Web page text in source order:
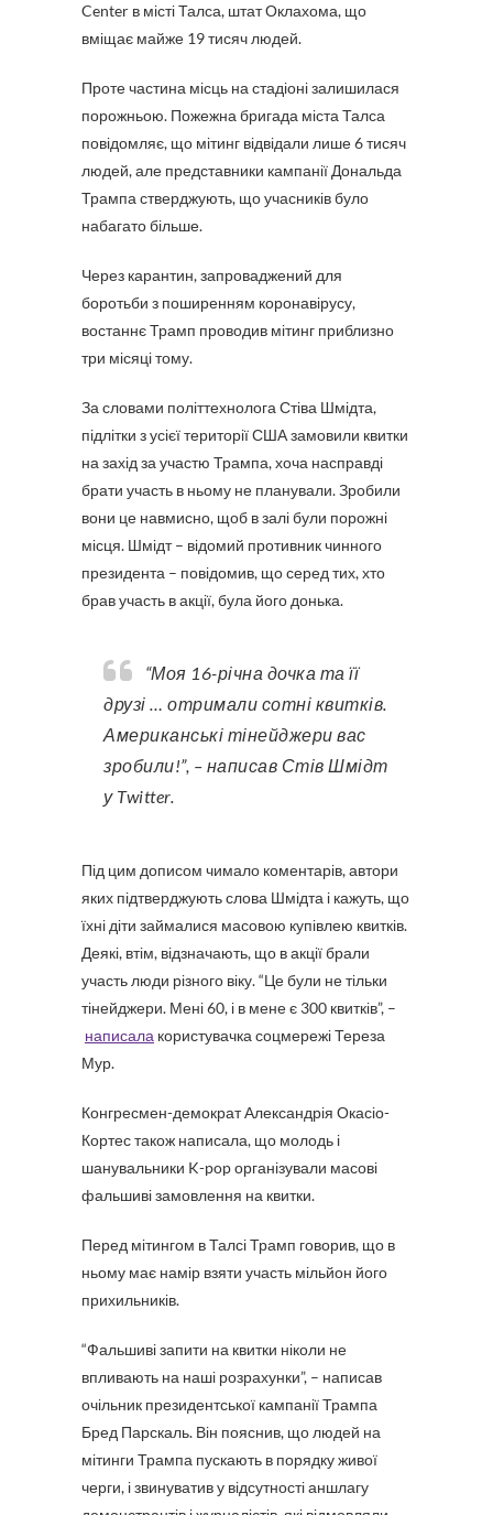
Center в місті Талса, штат Оклахома, що
вміщає майже 19 тисяч людей.
Проте частина місць на стадіоні залишилася
порожньою. Пожежна бригада міста Талса
повідомляє, що мітинг відвідали лише 6 тисяч
людей, але представники кампанії Дональда
Трампа стверджують, що учасників було
набагато більше.
Через карантин, запроваджений для
боротьби з поширенням коронавірусу,
востаннє Трамп проводив мітинг приблизно
три місяці тому.
За словами політтехнолога Стіва Шмідта,
підлітки з усієї території США замовили квитки
на захід за участю Трампа, хоча насправді
брати участь в ньому не планували. Зробили
вони це навмисно, щоб в залі були порожні
місця. Шмідт – відомий противник чинного
президента – повідомив, що серед тих, хто
брав участь в акції, була його донька.
“Моя 16-річна дочка та її
друзі … отримали сотні квитків.
Американські тінейджери вас
зробили!”, – написав Стів Шмідт
у Twitter.
Під цим дописом чимало коментарів, автори
яких підтверджують слова Шмідта і кажуть, що
їхні діти займалися масовою купівлею квитків.
Деякі, втім, відзначають, що в акції брали
участь люди різного віку. “Це були не тільки
тінейджери. Мені 60, і в мене є 300 квитків”, –
написала користувачка соцмережі Тереза ​​
Мур.
Конгресмен-демократ Александрія Окасіо-
Кортес також написала, що молодь і
шанувальники K-pop організували масові
фальшиві замовлення на квитки.
Перед мітингом в Талсі Трамп говорив, що в
ньому має намір взяти участь мільйон його
прихильників.
“Фальшиві запити на квитки ніколи не
впливають на наші розрахунки”, – написав
очільник президентської кампанії Трампа
Бред Парскаль. Він пояснив, що людей на
мітинги Трампа пускають в порядку живої
черги, і звинуватив у відсутності аншлагу